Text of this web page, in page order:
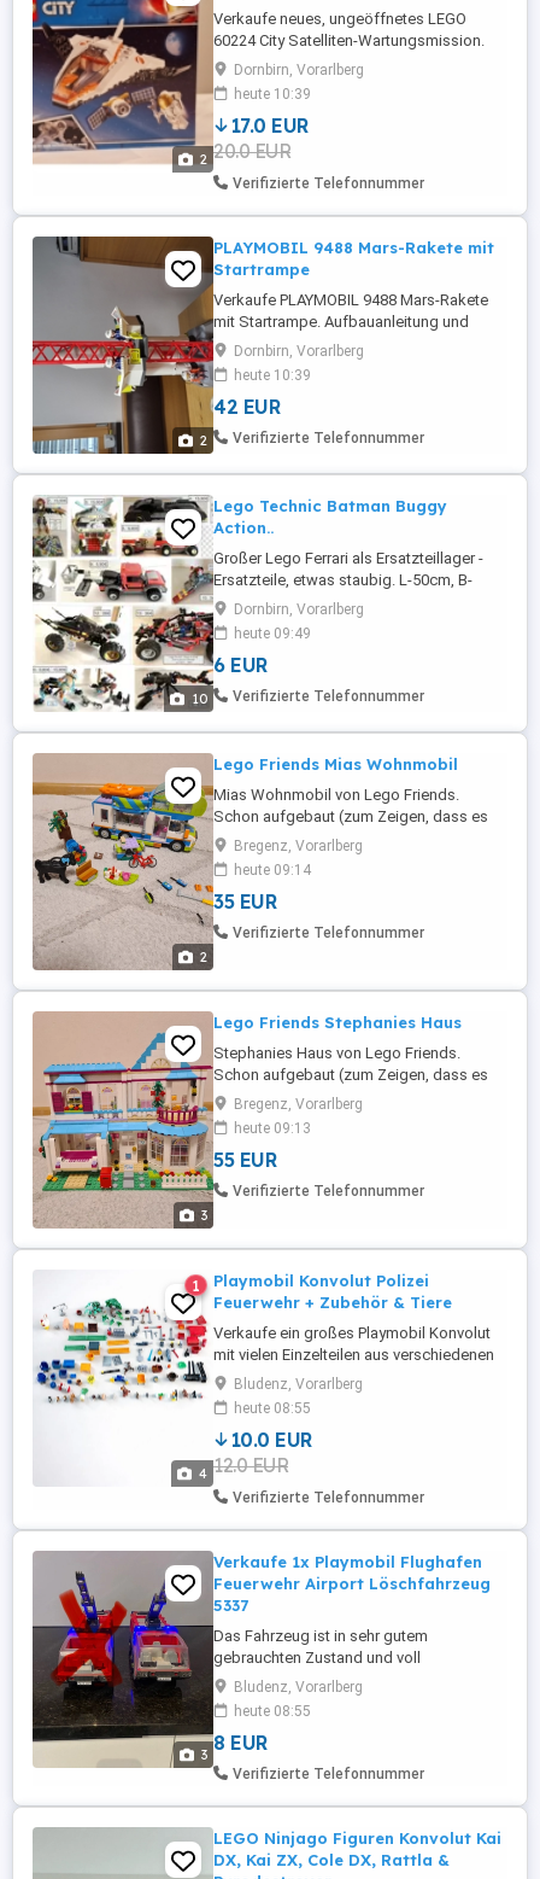
2
Verkaufe neues, ungeöffnetes LEGO
60224 City Satelliten-Wartungsmission.
Selbstabholung in Dornbirn-Haselstauden
Dornbirn, Vorarlberg
heute 10:39
17.0 EUR
20.0 EUR
Verifizierte Telefonnummer
2
PLAYMOBIL 9488 Mars-Rakete mit
Startrampe
Verkaufe PLAYMOBIL 9488 Mars-Rakete
mit Startrampe. Aufbauanleitung und
Originalverpackung vorhanden.
Selbstabholung in Dornbirn-
Haselstauden.
Dornbirn, Vorarlberg
heute 10:39
42 EUR
Verifizierte Telefonnummer
10
Lego Technic Batman Buggy
Action..
Großer Lego Ferrari als Ersatzteillager -
Ersatzteile, etwas staubig. L-50cm, B-
24cm - 46 . Lego City Nr. 60079
Weltraumjet mit Transporter und Auto.
Inkl. Verpackung und Anleitungen. Es sieht
aus als hätten die Kids alle Teile zum
aufbauen gehabt, ich kann aber nicht
Dornbirn, Vorarlberg
heute 09:49
6 EUR
Verifizierte Telefonnummer
2
Lego Friends Mias Wohnmobil
Mias Wohnmobil von Lego Friends.
Schon aufgebaut (zum Zeigen, dass es
prinzipiell vollständig ist). Anleitung haben
wir nicht mehr, kann aber runtergeladen
werden. Ein paar Kleinteile fehlen.
Bregenz, Vorarlberg
heute 09:14
35 EUR
Verifizierte Telefonnummer
3
Lego Friends Stephanies Haus
Stephanies Haus von Lego Friends.
Schon aufgebaut (zum Zeigen, dass es
prinzipiell vollständig ist). Anleitung haben
wir nicht mehr, kann aber runtergeladen
werden. Ein paar Kleinteile fehlen.
Bregenz, Vorarlberg
heute 09:13
55 EUR
Verifizierte Telefonnummer
4
1
Playmobil Konvolut Polizei
Feuerwehr + Zubehör & Tiere
Verkaufe ein großes Playmobil Konvolut
mit vielen Einzelteilen aus verschiedenen
Sets. Dabei sind unter anderem: Gebäude-
und Stationsteile (Polizei Feuerwehr, inkl.
Helipad) Viele Zubehörteile (Werkzeuge,
Kisten, Absperrungen etc.) Tiere (Hunde,
Nutztiere, Vögel usw.) Pflanzen, Möbel
und Kleinteile Fahrzeugteile ...
Bludenz, Vorarlberg
heute 08:55
10.0 EUR
12.0 EUR
Verifizierte Telefonnummer
3
Verkaufe 1x Playmobil Flughafen
Feuerwehr Airport Löschfahrzeug
5337
Das Fahrzeug ist in sehr gutem
gebrauchten Zustand und voll
funktionsfähig, inklusive
funktionierendem Blaulicht. Die Fehlteile:
hinten fehlt eine Abdeckung sowie 3
Felgenabdeckungen
Bludenz, Vorarlberg
heute 08:55
8 EUR
Verifizierte Telefonnummer
LEGO Ninjago Figuren Konvolut Kai
DX, Kai ZX, Cole DX, Rattla &